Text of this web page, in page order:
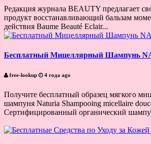
Редакция журнала BEAUTY предлагает
продукт восстанавливающий бальзам
действия Baume Beauté Eclair...
Бесплатный Мицеллярный Шампунь
free-lookup 4 года ago
Получите бесплатный образец мягкого
шампуня Naturia Shampooing micellaire
Сертифицированный органический